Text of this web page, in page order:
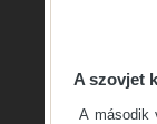
A szovjet
A második